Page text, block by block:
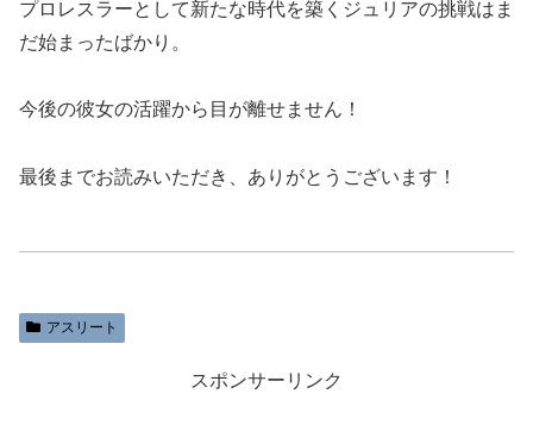
プロレスラーとして新たな時代を築くジュリアの挑戦はま
だ始まったばかり。
今後の彼女の活躍から目が離せません！
最後までお読みいただき、ありがとうございます！
アスリート
スポンサーリンク